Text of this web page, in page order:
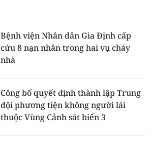
Bệnh viện Nhân dân Gia Định cấp
cứu 8 nạn nhân trong hai vụ cháy
nhà
Công bố quyết định thành lập Trung
đội phương tiện không người lái
thuộc Vùng Cảnh sát biển 3